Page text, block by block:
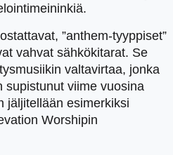
”anthem-tyyppiset”
vahvat sähkökitarat. Se
valtavirtaa, jonka
supistunut viime vuosina
jäljitellään esimerkiksi
Worshipin